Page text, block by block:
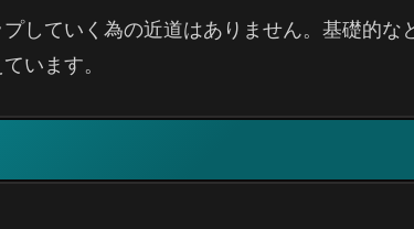
していく為の近道はありません。基礎的な
います。